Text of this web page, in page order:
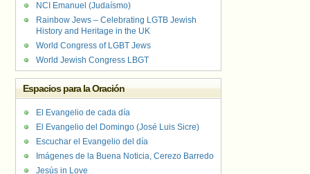
NCI Emanuel (Judaísmo)
Rainbow Jews – Celebrating LGTB Jewish
History and Heritage in the UK
World Congress of LGBT Jews
World Jewish Congress LBGT
Espacios para la Oración
El Evangelio de cada día
El Evangelio del Domingo (José Luis Sicre)
Escuchar el Evangelio del día
Imágenes de la Buena Noticia, Cerezo Barredo
Jesús in Love